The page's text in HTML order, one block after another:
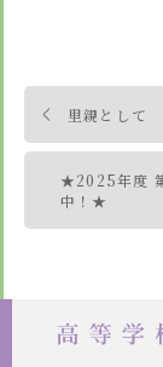
投
稿
里親として
★2025年度
中！★